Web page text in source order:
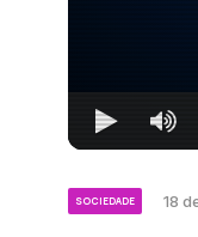
SOCIEDADE 18